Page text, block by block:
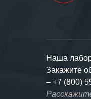
Наша
Закажите
– +7 (800)